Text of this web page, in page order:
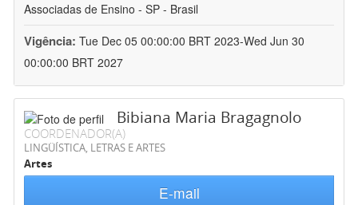
Associadas de Ensino - SP - Brasil
Vigência: Tue Dec 05 00:00:00 BRT 2023-Wed Jun 30
00:00:00 BRT 2027
Bibiana Maria Bragagnolo
COORDENADOR(A)
LINGÜÍSTICA, LETRAS E ARTES
Artes
E-mail